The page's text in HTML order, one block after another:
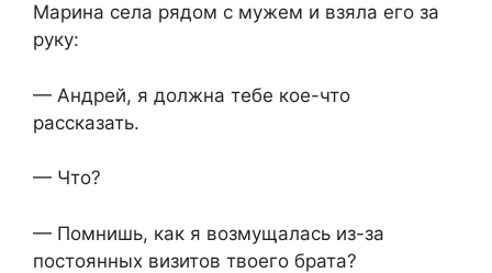
Марина села рядом с мужем и взяла его за
руку:
— Андрей, я должна тебе кое-что
рассказать.
— Что?
— Помнишь, как я возмущалась из-за
постоянных визитов твоего брата?